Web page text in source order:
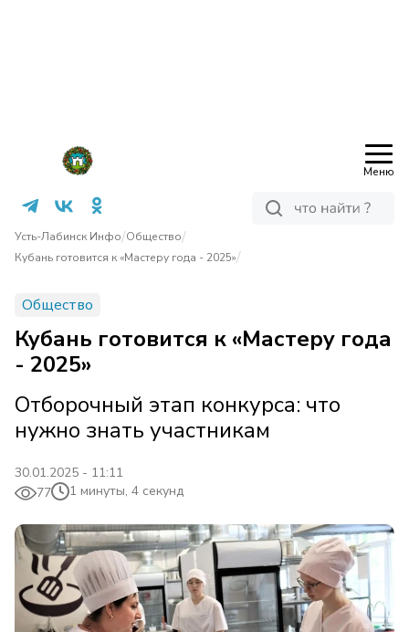
Меню
Усть-Лабинск Инфо/Общество/
Кубань готовится к «Мастеру года - 2025»/
Общество
Кубань готовится к «Мастеру года
- 2025»
Отборочный этап конкурса: что
нужно знать участникам
30.01.2025 - 11:11
77
1 минуты, 4 секунд